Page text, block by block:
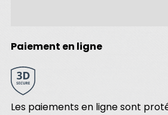
Paiement en ligne
Les paiements en ligne sont